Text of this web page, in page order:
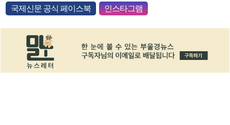
국제신문 공식 페이스북 인스타그램